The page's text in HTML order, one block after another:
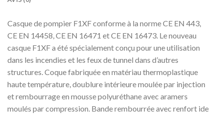
Casque de pompier F1XF conforme à la norme CE EN 443,
CE EN 14458, CE EN 16471 et CE EN 16473. Le nouveau
casque F1XF a été spécialement conçu pour une utilisation
dans les incendies et les feux de tunnel dans d’autres
structures. Coque fabriquée en matériau thermoplastique
haute température, doublure intérieure moulée par injection
et rembourrage en mousse polyuréthane avec aramers
moulés par compression. Bande rembourrée avec renfort ide